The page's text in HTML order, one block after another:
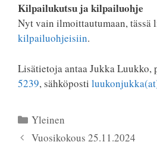
Kilpailukutsu ja kilpailuohje
Nyt vain ilmoittautumaan, tässä
kilpailuohjeisiin.
Lisätietoja antaa Jukka Luukko,
5239, sähköposti
Kategoriat
Yleinen
Vuosikokous 25.11.2024